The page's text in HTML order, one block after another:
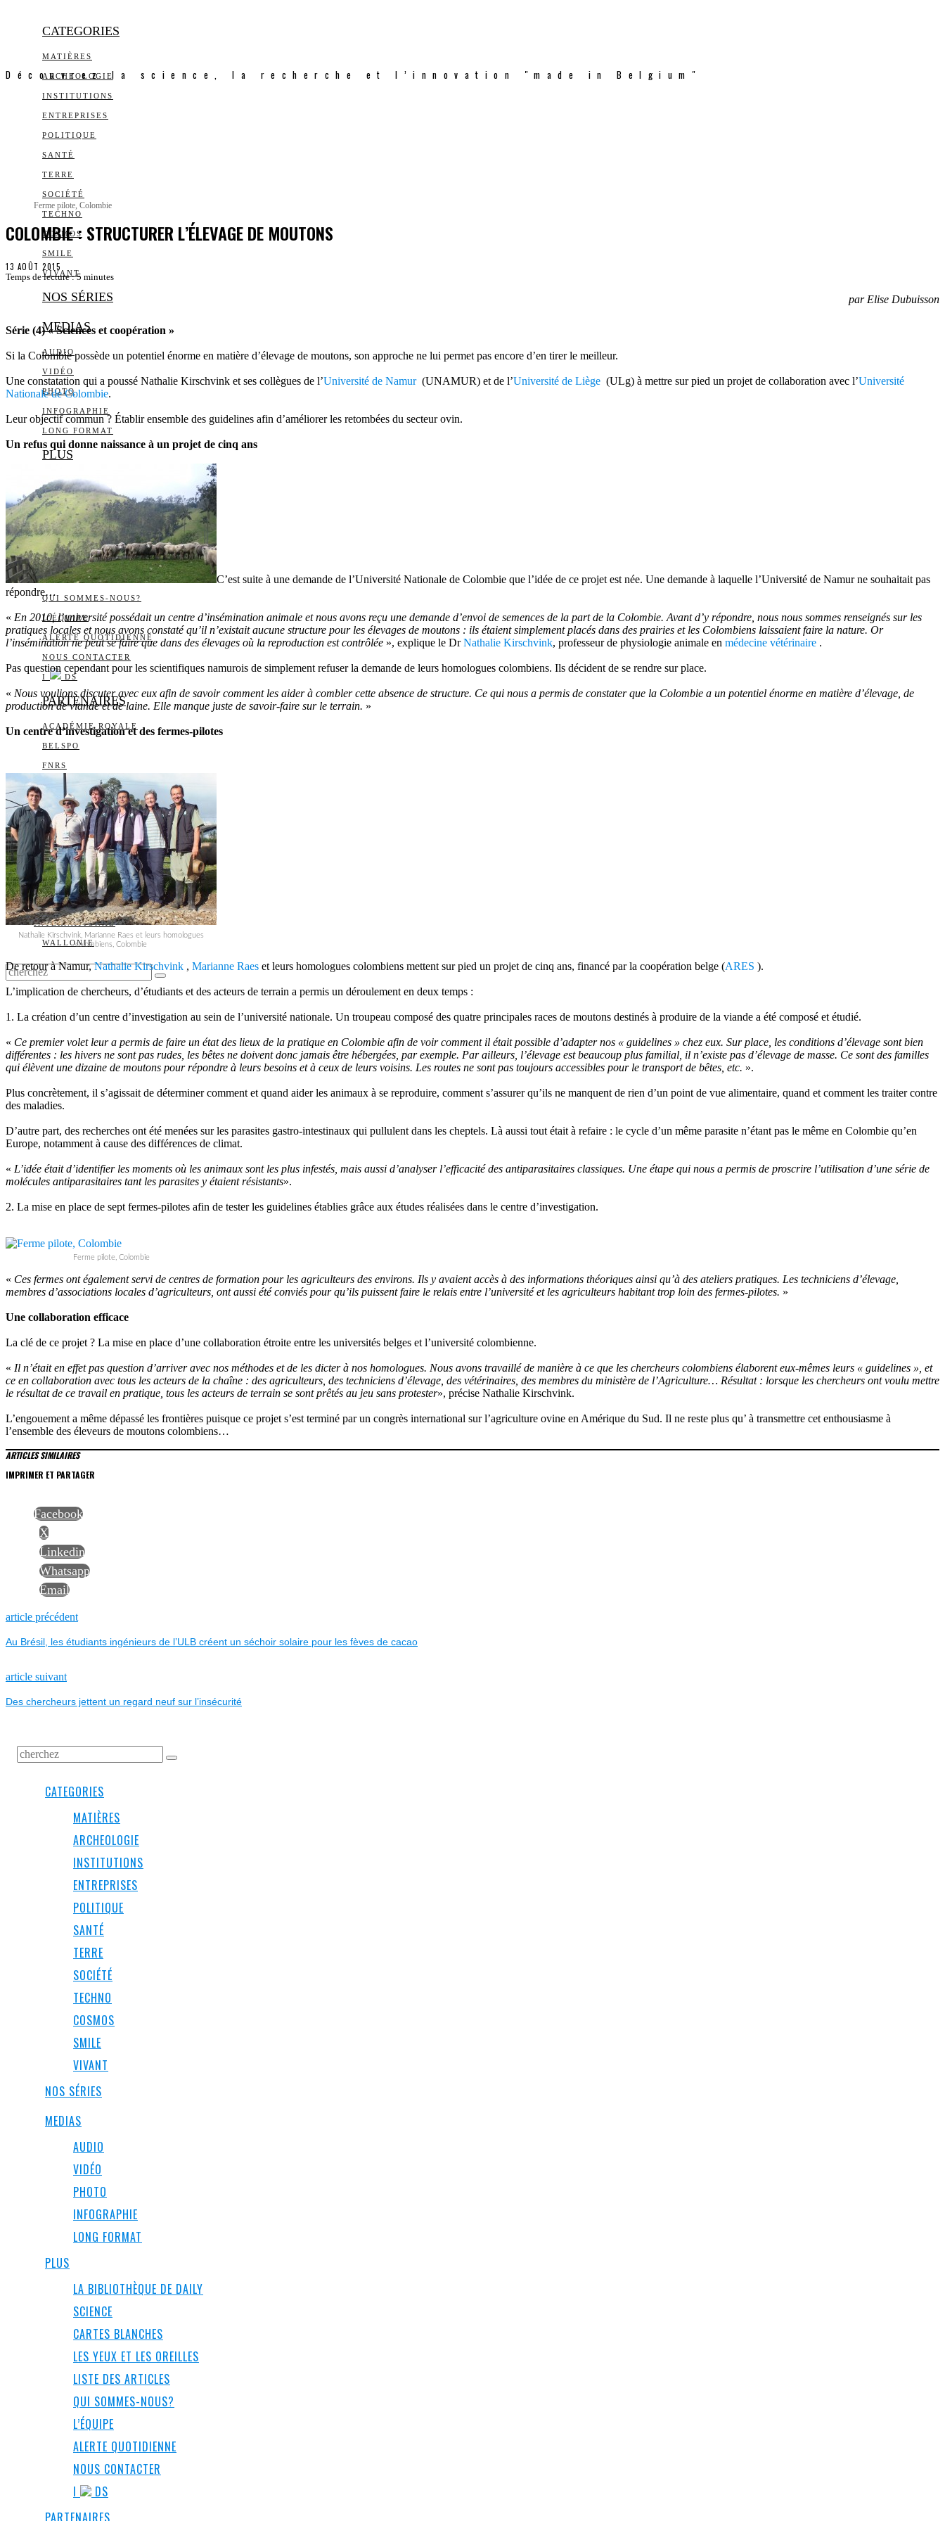
CATEGORIES
MATIÈRES
ARCHEOLOGIE
INSTITUTIONS
ENTREPRISES
POLITIQUE
SANTÉ
TERRE
SOCIÉTÉ
TECHNO
COSMOS
SMILE
VIVANT
NOS SÉRIES
MEDIAS
AUDIO
VIDÉO
PHOTO
INFOGRAPHIE
LONG FORMAT
PLUS
LA BIBLIOTHÈQUE DE
DAILY SCIENCE
CARTES BLANCHES
LES YEUX ET LES
OREILLES
LISTE DES ARTICLES
QUI SOMMES-NOUS?
L’ÉQUIPE
ALERTE QUOTIDIENNE
NOUS CONTACTER
I DS
PARTENAIRES
ACADÉMIE ROYALE
BELSPO
FNRS
FONDS POUR LA
CHIRURGIE CARDIAQUE
FONDS WERNAERS
FOURNIER-MAJOIE
RÉGION DE
BRUXELLES-CAPITALE
WALLONIE-BRUXELLES
INTERNATIONAL
WALLONIE
Découvrez la science, la recherche et l’innovation "made in Belgium"
Ferme pilote, Colombie
COLOMBIE : STRUCTURER L’ÉLEVAGE DE MOUTONS
13 AOÛT 2015
Temps de lecture :5 minutes
par Elise Dubuisson
Série (4) « Sciences et coopération »
Si la Colombie possède un potentiel énorme en matière d’élevage de moutons, son approche ne lui permet pas encore d’en tirer le meilleur.
Une constatation qui a poussé Nathalie Kirschvink et ses collègues de l’Université de Namur (UNAMUR) et de l’Université de Liège (ULg) à mettre sur pied un projet de collaboration avec l’Université
Nationale de Colombie.
Leur objectif commun ? Établir ensemble des guidelines afin d’améliorer les retombées du secteur ovin.
Un refus qui donne naissance à un projet de cinq ans
C’est suite à une demande de l’Université Nationale de Colombie que l’idée de ce projet est née. Une demande à laquelle l’Université de Namur ne souhaitait pas
répondre…
« En 2010, l’université possédait un centre d’insémination animale et nous avons reçu une demande d’envoi de semences de la part de la Colombie. Avant d’y répondre, nous nous sommes renseignés sur les
pratiques locales et nous avons constaté qu’il n’existait aucune structure pour les élevages de moutons : ils étaient simplement placés dans des prairies et les Colombiens laissaient faire la nature. Or
l’insémination ne peut se faire que dans des élevages où la reproduction est contrôlée », explique le DrNathalie Kirschvink, professeur de physiologie animale en médecine vétérinaire .
Pas question cependant pour les scientifiques namurois de simplement refuser la demande de leurs homologues colombiens. Ils décident de se rendre sur place.
« Nous voulions discuter avec eux afin de savoir comment les aider à combler cette absence de structure. Ce qui nous a permis de constater que la Colombie a un potentiel énorme en matière d’élevage, de
production de viande et de laine. Elle manque juste de savoir-faire sur le terrain. »
Un centre d’investigation et des fermes-pilotes
Nathalie Kirschvink, Marianne Raes et leurs homologues
colombiens, Colombie
De retour à Namur,Nathalie Kirschvink , Marianne Raes et leurs homologues colombiens mettent sur pied un projet de cinq ans, financé par la coopération belge (ARES ).
L’implication de chercheurs, d’étudiants et des acteurs de terrain a permis un déroulement en deux temps :
1. La création d’un centre d’investigation au sein de l’université nationale. Un troupeau composé des quatre principales races de moutons destinés à produire de la viande a été composé et étudié.
« Ce premier volet leur a permis de faire un état des lieux de la pratique en Colombie afin de voir comment il était possible d’adapter nos « guidelines » chez eux. Sur place, les conditions d’élevage sont bien
différentes : les hivers ne sont pas rudes, les bêtes ne doivent donc jamais être hébergées, par exemple. Par ailleurs, l’élevage est beaucoup plus familial, il n’existe pas d’élevage de masse. Ce sont des familles
qui élèvent une dizaine de moutons pour répondre à leurs besoins et à ceux de leurs voisins. Les routes ne sont pas toujours accessibles pour le transport de bêtes, etc. ».
Plus concrètement, il s’agissait de déterminer comment et quand aider les animaux à se reproduire, comment s’assurer qu’ils ne manquent de rien d’un point de vue alimentaire, quand et comment les traiter contre
des maladies.
D’autre part, des recherches ont été menées sur les parasites gastro-intestinaux qui pullulent dans les cheptels. Là aussi tout était à refaire : le cycle d’un même parasite n’étant pas le même en Colombie qu’en
Europe, notamment à cause des différences de climat.
« L’idée était d’identifier les moments où les animaux sont les plus infestés, mais aussi d’analyser l’efficacité des antiparasitaires classiques. Une étape qui nous a permis de proscrire l’utilisation d’une série de
molécules antiparasitaires tant les parasites y étaient résistants».
2. La mise en place de sept fermes-pilotes afin de tester les guidelines établies grâce aux études réalisées dans le centre d’investigation.
Ferme pilote, Colombie
« Ces fermes ont également servi de centres de formation pour les agriculteurs des environs. Ils y avaient accès à des informations théoriques ainsi qu’à des ateliers pratiques. Les techniciens d’élevage,
membres d’associations locales d’agriculteurs, ont aussi été conviés pour qu’ils puissent faire le relais entre l’université et les agriculteurs habitant trop loin des fermes-pilotes. »
Une collaboration efficace
La clé de ce projet ? La mise en place d’une collaboration étroite entre les universités belges et l’université colombienne.
« Il n’était en effet pas question d’arriver avec nos méthodes et de les dicter à nos homologues. Nous avons travaillé de manière à ce que les chercheurs colombiens élaborent eux-mêmes leurs « guidelines », et
ce en collaboration avec tous les acteurs de la chaîne : des agriculteurs, des techniciens d’élevage, des vétérinaires, des membres du ministère de l’Agriculture… Résultat : lorsque les chercheurs ont voulu mettre
le résultat de ce travail en pratique, tous les acteurs de terrain se sont prêtés au jeu sans protester», précise Nathalie Kirschvink.
L’engouement a même dépassé les frontières puisque ce projet s’est terminé par un congrès international sur l’agriculture ovine en Amérique du Sud. Il ne reste plus qu’ à transmettre cet enthousiasme à
l’ensemble des éleveurs de moutons colombiens…
ARTICLES SIMILAIRES
IMPRIMER ET PARTAGER
Facebook
X
Linkedin
Whatsapp
Email
NAVIGATION
DE
L’ARTICLE
article précédentPrevious
Au Brésil, les étudiants ingénieurs de l’ULB créent un séchoir solaire pour les fèves de cacao
article suivantNext
Des chercheurs jettent un regard neuf sur l’insécurité
CATEGORIES
MATIÈRES
ARCHEOLOGIE
INSTITUTIONS
ENTREPRISES
POLITIQUE
SANTÉ
TERRE
SOCIÉTÉ
TECHNO
COSMOS
SMILE
VIVANT
NOS SÉRIES
MEDIAS
AUDIO
VIDÉO
PHOTO
INFOGRAPHIE
LONG FORMAT
PLUS
LA BIBLIOTHÈQUE DE DAILY
SCIENCE
CARTES BLANCHES
LES YEUX ET LES OREILLES
LISTE DES ARTICLES
QUI SOMMES-NOUS?
L’ÉQUIPE
ALERTE QUOTIDIENNE
NOUS CONTACTER
I
DS
PARTENAIRES